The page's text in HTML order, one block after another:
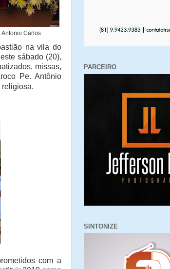
Antonio Carlos
na vila do
sábado (20),
missas,
Pe. Antônio
religiosa.
com a
PARCEIRO
SINTONIZE